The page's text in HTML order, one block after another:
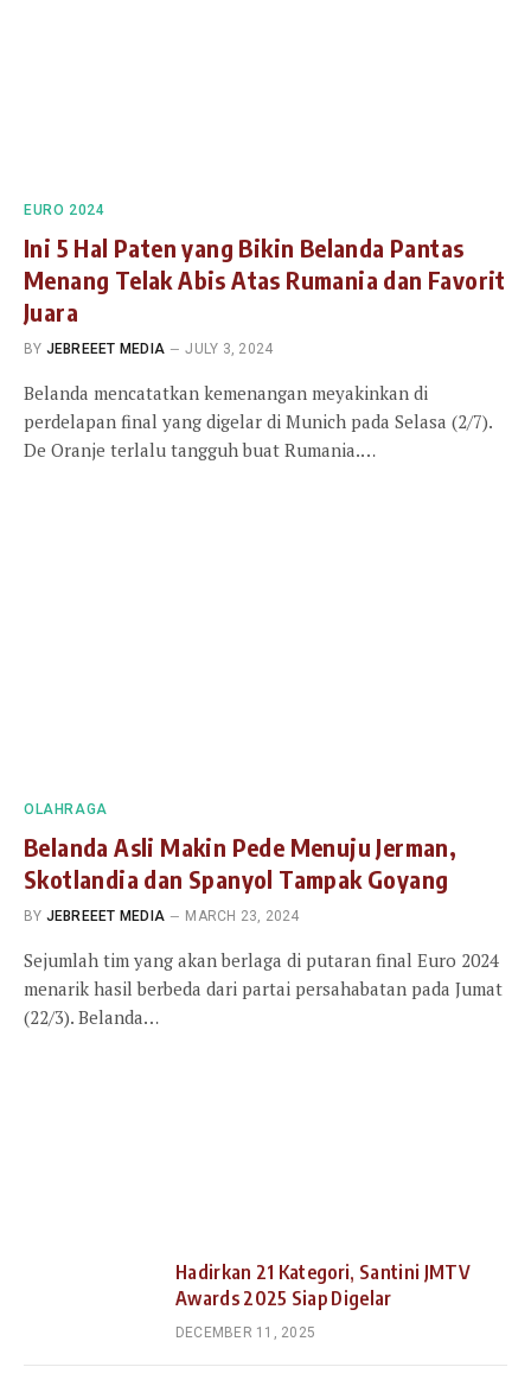
EURO 2024
Ini 5 Hal Paten yang Bikin Belanda Pantas
Menang Telak Abis Atas Rumania dan Favorit
Juara
BY JEBREEET MEDIA JULY 3, 2024
Belanda mencatatkan kemenangan meyakinkan di
perdelapan final yang digelar di Munich pada Selasa (2/7).
De Oranje terlalu tangguh buat Rumania.…
OLAHRAGA
Belanda Asli Makin Pede Menuju Jerman,
Skotlandia dan Spanyol Tampak Goyang
BY JEBREEET MEDIA MARCH 23, 2024
Sejumlah tim yang akan berlaga di putaran final Euro 2024
menarik hasil berbeda dari partai persahabatan pada Jumat
(22/3). Belanda…
Hadirkan 21 Kategori, Santini JMTV
Awards 2025 Siap Digelar
DECEMBER 11, 2025